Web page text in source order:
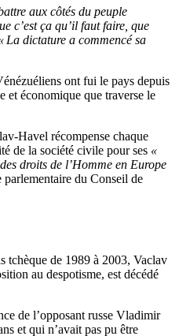
aux côtés du peuple
c’est ça qu’il faut faire, que
La dictature a commencé sa
ont fui le pays depuis
et économique que traverse le
Havel récompense chaque
de la société civile pour ses «
droits de l’Homme en Europe
parlementaire du Conseil de
tchèque de 1989 à 2003, Vaclav
au despotisme, est décédé
de l’opposant russe Vladimir
et qui n’avait pas pu être